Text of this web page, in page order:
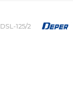
DSL-125/2